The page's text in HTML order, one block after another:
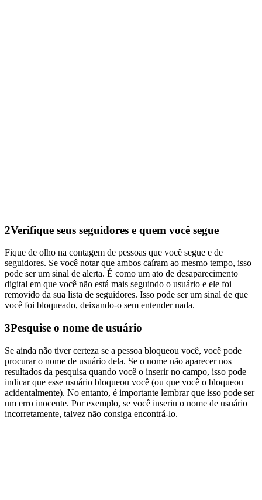
2Verifique seus seguidores e quem você segue
Fique de olho na contagem de pessoas que você segue e de
seguidores. Se você notar que ambos caíram ao mesmo tempo, isso
pode ser um sinal de alerta. É como um ato de desaparecimento
digital em que você não está mais seguindo o usuário e ele foi
removido da sua lista de seguidores. Isso pode ser um sinal de que
você foi bloqueado, deixando-o sem entender nada.
3Pesquise o nome de usuário
Se ainda não tiver certeza se a pessoa bloqueou você, você pode
procurar o nome de usuário dela. Se o nome não aparecer nos
resultados da pesquisa quando você o inserir no campo, isso pode
indicar que esse usuário bloqueou você (ou que você o bloqueou
acidentalmente). No entanto, é importante lembrar que isso pode ser
um erro inocente. Por exemplo, se você inseriu o nome de usuário
incorretamente, talvez não consiga encontrá-lo.